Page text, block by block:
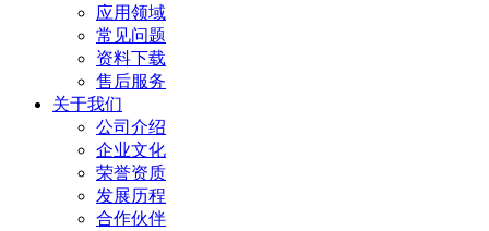
应用领域
常见问题
资料下载
售后服务
关于我们
公司介绍
企业文化
荣誉资质
发展历程
合作伙伴